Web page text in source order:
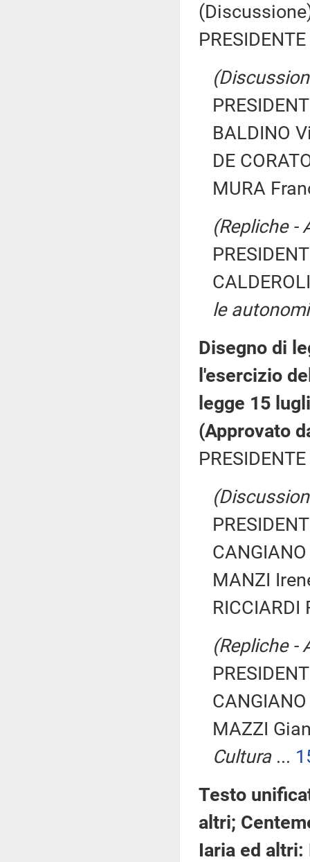
BALDINO
DE
MURA
(Repliche -
le
Disegno di
l'esercizio
legge 15
(Approvato
MANZI
(Repliche -
MAZZI
Cultura...
Testo
altri;
Iaria ed altri: